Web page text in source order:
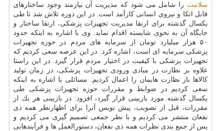
سلامت را شامل می شود كه مدیریت آن نیازمند وجود ساختارهای
قابل اتكا و نیروی انسانی كارآمد است. در این دوره تلاش شد تا طی
یكسال گذشته برای ارتقا مدیریت تجهیزات پزشكی، ارتقا ساختار و
جایگاه آن به نحوی شایسته اقدام نماید. وی با اشاره به اینكه حدود
۵۰ هزار میلیارد تومان از سرمایه های مردم در حوزه تجهیزات
پزشكی سرمایه ای است، اشاره كرد: در این عرصه سعی كردیم كه
تجهیزات پزشكی با كیفیت در اختیار مردم قرار گیرد. در این راستا
علاوه بر نظارت در مبادی ورودی تجهیزات پزشكی، در زمان تولید
كالاها باز نظارت هایمان را اعمال كردیم. مسائلی با اشاره به اینكه
سعی كردیم در ضوابط و مقررات حوزه تجهیزات پزشكی طی
یكسال گذشته مورد بازبینی قرار گیرد، افزود: در بازبینی هر یك از
مقررات، قبل از تصویب، پیش نویس آنرا برای اظهارنظر همه ذی
نفعان منتشر می كردیم و با نظر جمعی تصمیم گیری می كردیم و
پس از جمع بندی نظرات همه ذی نفعان، دستورالعمل ها و فرآیندهایی